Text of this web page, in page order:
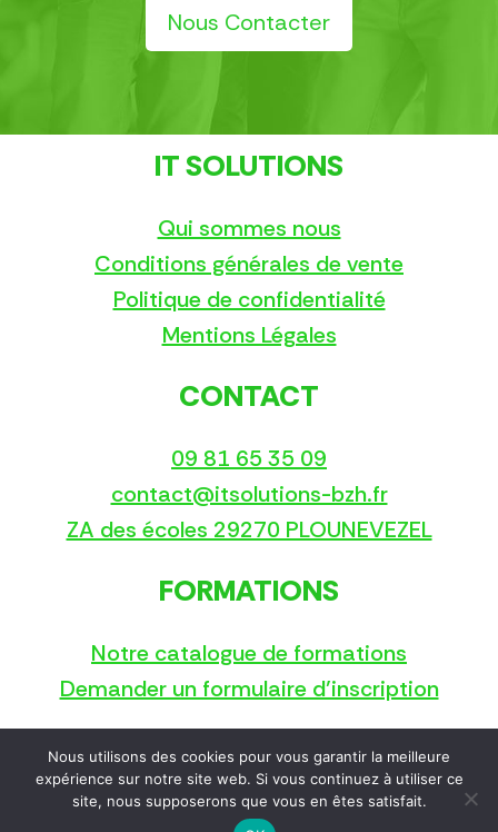
Nous Contacter
IT SOLUTIONS
Qui sommes nous
Conditions générales de vente
Politique de confidentialité
Mentions Légales
CONTACT
09 81 65 35 09
contact@itsolutions-bzh.fr
ZA des écoles 29270 PLOUNEVEZEL
FORMATIONS
Notre catalogue de formations
Demander un formulaire d’inscription
Copyright © 2025
Nous utilisons des cookies pour vous garantir la meilleure
expérience sur notre site web. Si vous continuez à utiliser ce
site, nous supposerons que vous en êtes satisfait.